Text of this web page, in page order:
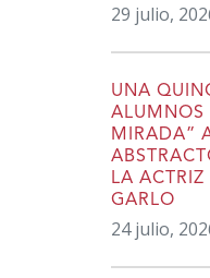
29 julio,
UNA
ALUMNOS
MIRADA”
LA
GARLO
24 julio,